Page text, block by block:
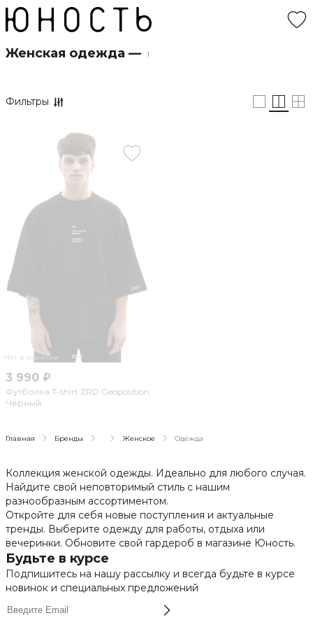
Женская одежда — 1
Фильтры
Нет в наличии
3 990 ₽
Футболка T-shirt ZRD Geoposition
Черный
Главная Бренды Женское Одежда
Коллекция женской одежды. Идеально для любого случая.
Найдите свой неповторимый стиль с нашим
разнообразным ассортиментом.
Откройте для себя новые поступления и актуальные
тренды. Выберите одежду для работы, отдыха или
вечеринки. Обновите свой гардероб в магазине Юность.
Будьте в курсе
Подпишитесь на нашу рассылку и всегда будьте в курсе
новинок и специальных предложений